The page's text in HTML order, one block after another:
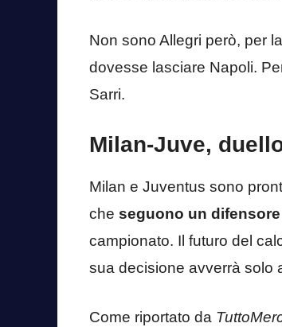
Non sono Allegri però, per
dovesse lasciare Napoli.
Sarri.
Milan-Juve,
Milan e Juventus sono
che seguono un difensore
campionato. Il futuro del
sua decisione avverrà solo
Come riportato da